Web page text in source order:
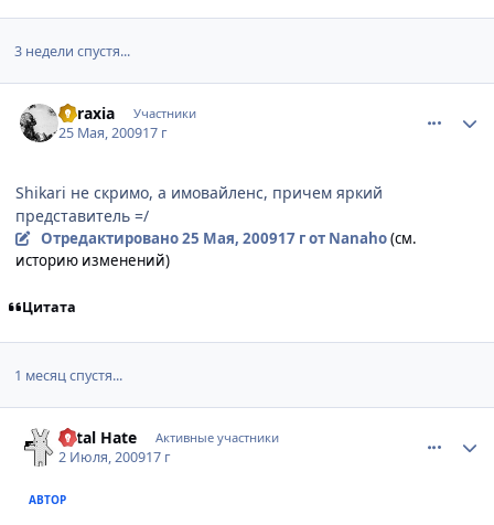
3 недели спустя...
apraxia Участники
25 Мая, 200917 г
Shikari не скримо, а имовайленс, причем яркий
представитель =/
Отредактировано25 Мая, 200917 гот Nanaho(см.
историю изменений)
Цитата
1 месяц спустя...
Total Hate Активные участники
2 Июля, 200917 г
АВТОР